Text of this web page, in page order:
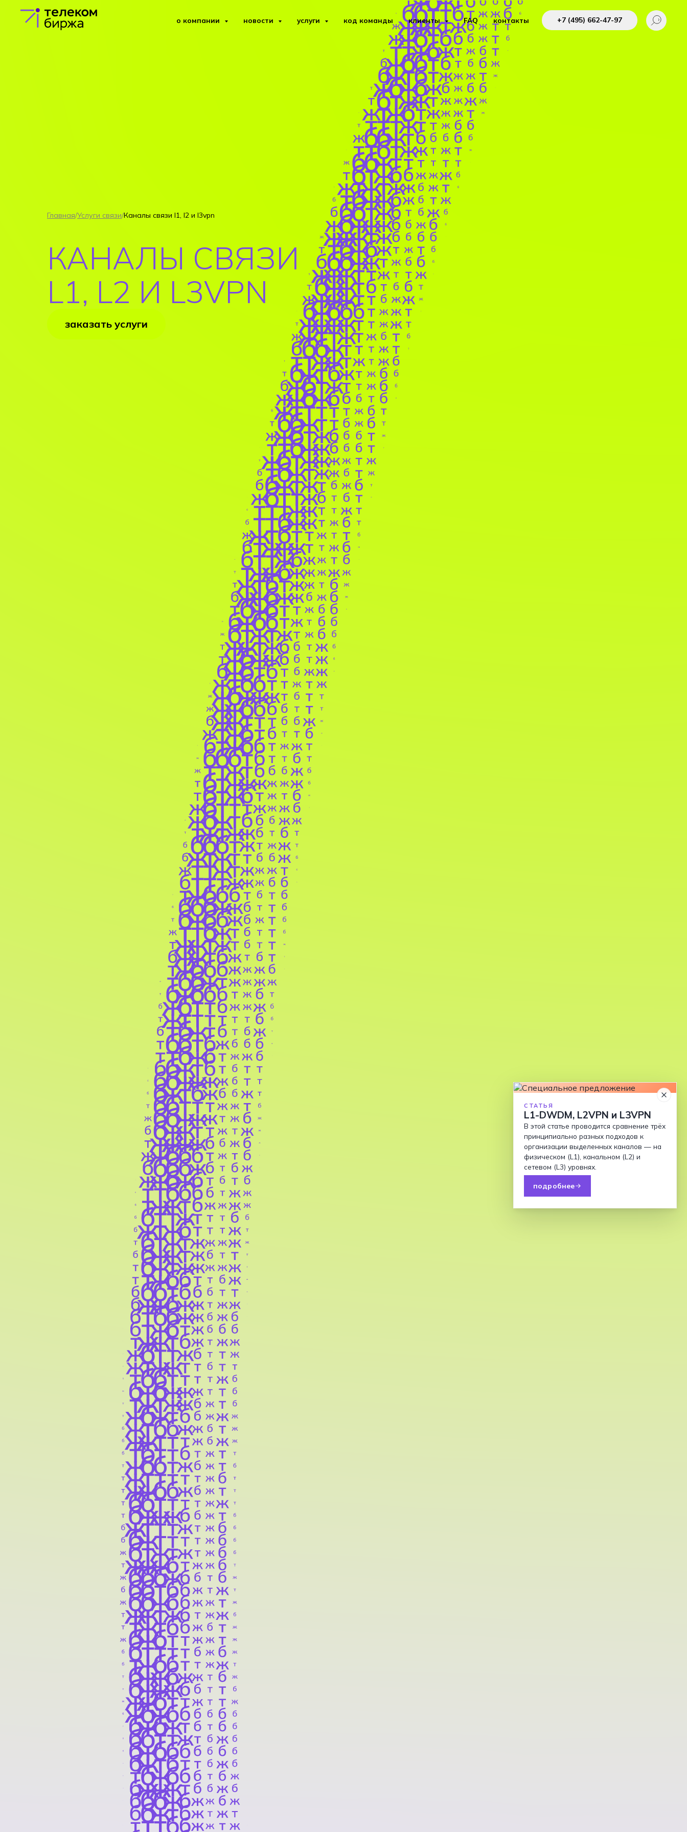
о компании новости услуги код команды клиенты FAQ контакты +7 (495) 662-4 7-97
СТАТЬЯ
L1-DWDM, L2VPN и L3VPN
В этой статье проводится сравнение трёх
принципиально разных подходов к
организации выделенных каналов — на
физическом (L1), канальном (L2) и
сетевом (L3) уровнях.
подробнее
Главная/Услуги связи/Каналы связи l1, l2 и l3vpn
КАНАЛЫ СВЯЗИ
L1, L2 И L3VPN
заказать услуги
L3VPN